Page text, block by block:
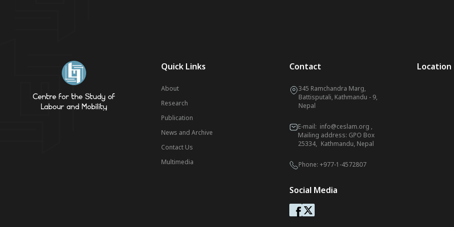
Quick Links
About
Research
Publication
News and Archive
Contact Us
Multimedia
Contact
345 Ramchandra Marg,
Battisputali, Kathmandu - 9,
Nepal
E-mail: info@ceslam.org ,
Mailing address: GPO Box
25334, Kathmandu, Nepal
Phone: +977-1-4572807
Social Media
Location